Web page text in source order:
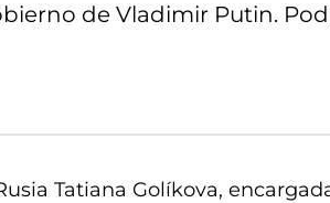
de Vladimir Putin.
Tatiana Golíkova,